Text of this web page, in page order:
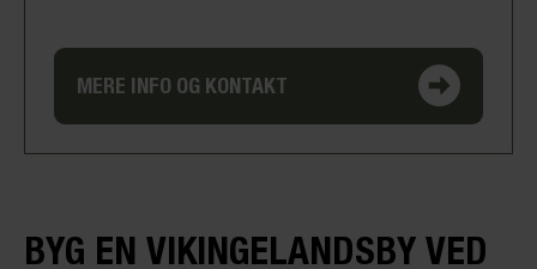
MERE INFO OG KONTAKT
BYG EN VIKINGELANDSBY VED